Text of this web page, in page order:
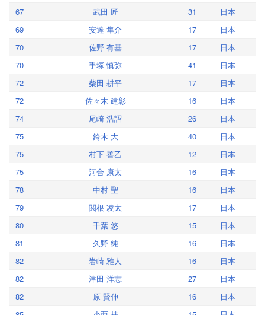
67
武田 匠 31
日本
69
安達 隼介 17
日本
70
佐野 有基 17
日本
70
手塚 慎弥 41
日本
72
柴田 耕平 17
日本
72
佐々木 建彰 16
日本
74
尾崎 浩詔 26
日本
75
鈴木 大 40
日本
75
村下 善乙 12
日本
75
河合 康太 16
日本
78
中村 聖 16
日本
79
関根 凌太 17
日本
80
千葉 悠 15
日本
81
久野 純 16
日本
82
岩崎 雅人 16
日本
82
津田 洋志 27
日本
82
原 賢伸 16
日本